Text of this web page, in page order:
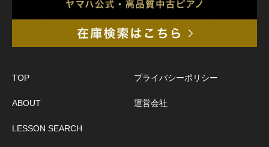
TOP
ABOUT
LESSON SEARCH
プライバシーポリシー
運営会社